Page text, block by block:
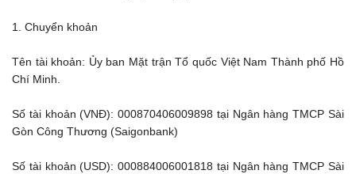
1. Chuyển khoản
Tên tài khoản: Ủy ban Mặt trận Tổ quốc Việt Nam Thành phố Hồ
Chí Minh.
Số tài khoản (VNĐ): 000870406009898 tại Ngân hàng TMCP Sài
Gòn Công Thương (Saigonbank)
Số tài khoản (USD): 000884006001818 tại Ngân hàng TMCP Sài